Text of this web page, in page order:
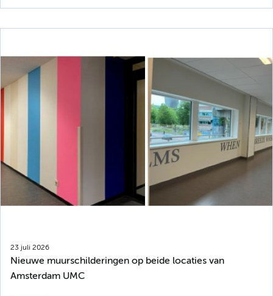
23 juli 2026
Nieuwe muurschilderingen op beide locaties van
Amsterdam UMC